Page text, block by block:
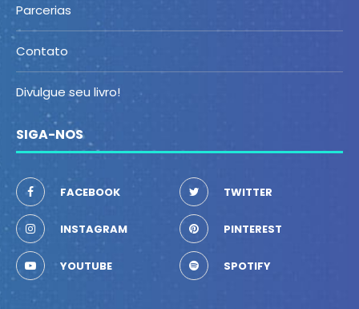
Parcerias
Contato
Divulgue seu livro!
SIGA-NOS
FACEBOOK TWITTER
INSTAGRAM PINTEREST
YOUTUBE SPOTIFY